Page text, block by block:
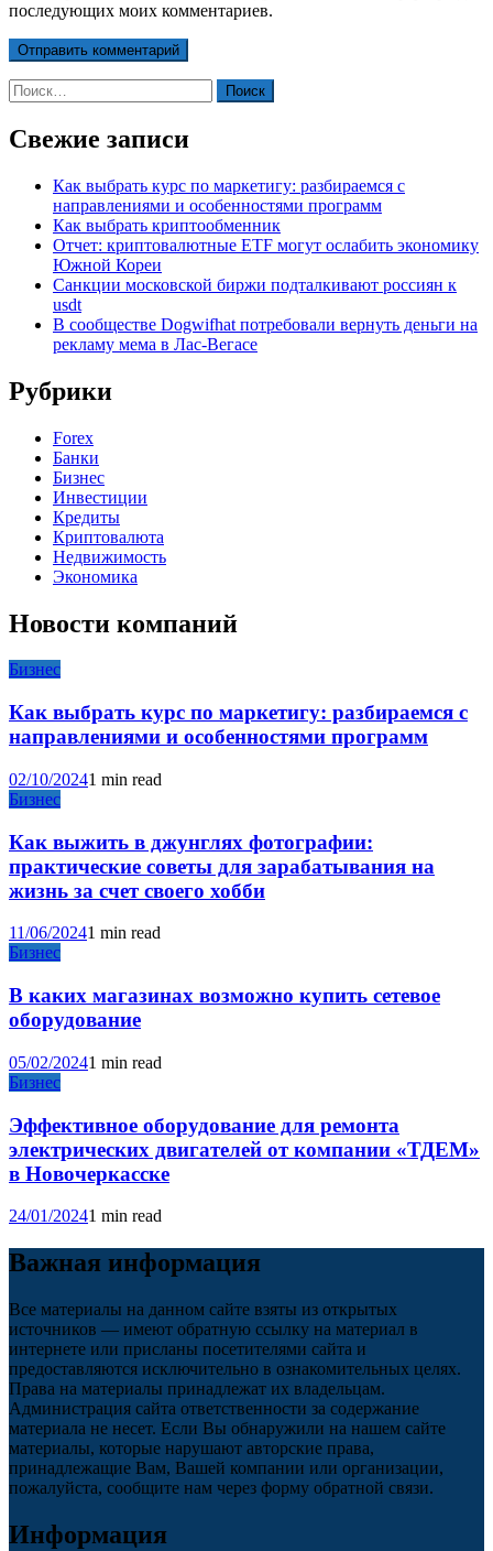
последующих моих комментариев.
Найти:
Свежие записи
Как выбрать курс по маркетигу: разбираемся с
направлениями и особенностями программ
Как выбрать криптообменник
Отчет: криптовалютные ETF могут ослабить экономику
Южной Кореи
Санкции московской биржи подталкивают россиян к
usdt
В сообществе Dogwifhat потребовали вернуть деньги на
рекламу мема в Лас-Вегасе
Рубрики
Forex
Банки
Бизнес
Инвестиции
Кредиты
Криптовалюта
Недвижимость
Экономика
Новости компаний
Бизнес
Как выбрать курс по маркетигу: разбираемся с
направлениями и особенностями программ
02/10/20241 min read
Бизнес
Как выжить в джунглях фотографии:
практические советы для зарабатывания на
жизнь за счет своего хобби
11/06/20241 min read
Бизнес
В каких магазинах возможно купить сетевое
оборудование
05/02/20241 min read
Бизнес
Эффективное оборудование для ремонта
электрических двигателей от компании «ТДЕМ»
в Новочеркасске
24/01/20241 min read
Важная информация
Все материалы на данном сайте взяты из открытых
источников — имеют обратную ссылку на материал в
интернете или присланы посетителями сайта и
предоставляются исключительно в ознакомительных целях.
Права на материалы принадлежат их владельцам.
Администрация сайта ответственности за содержание
материала не несет. Если Вы обнаружили на нашем сайте
материалы, которые нарушают авторские права,
принадлежащие Вам, Вашей компании или организации,
пожалуйста, сообщите нам через форму обратной связи.
Информация